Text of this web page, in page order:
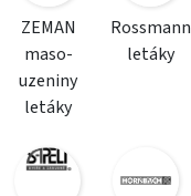
ZEMAN
maso-
uzeniny
letáky
Rossmann
letáky